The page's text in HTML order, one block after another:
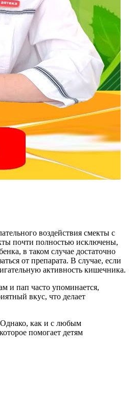
воздействия смекты с
почти полностью исключены,
в таком случае достаточно
от препарата. В случае, если
активность кишечника.
и пап часто упоминается,
вкус, что делает
Однако, как и с любым
помогает детям